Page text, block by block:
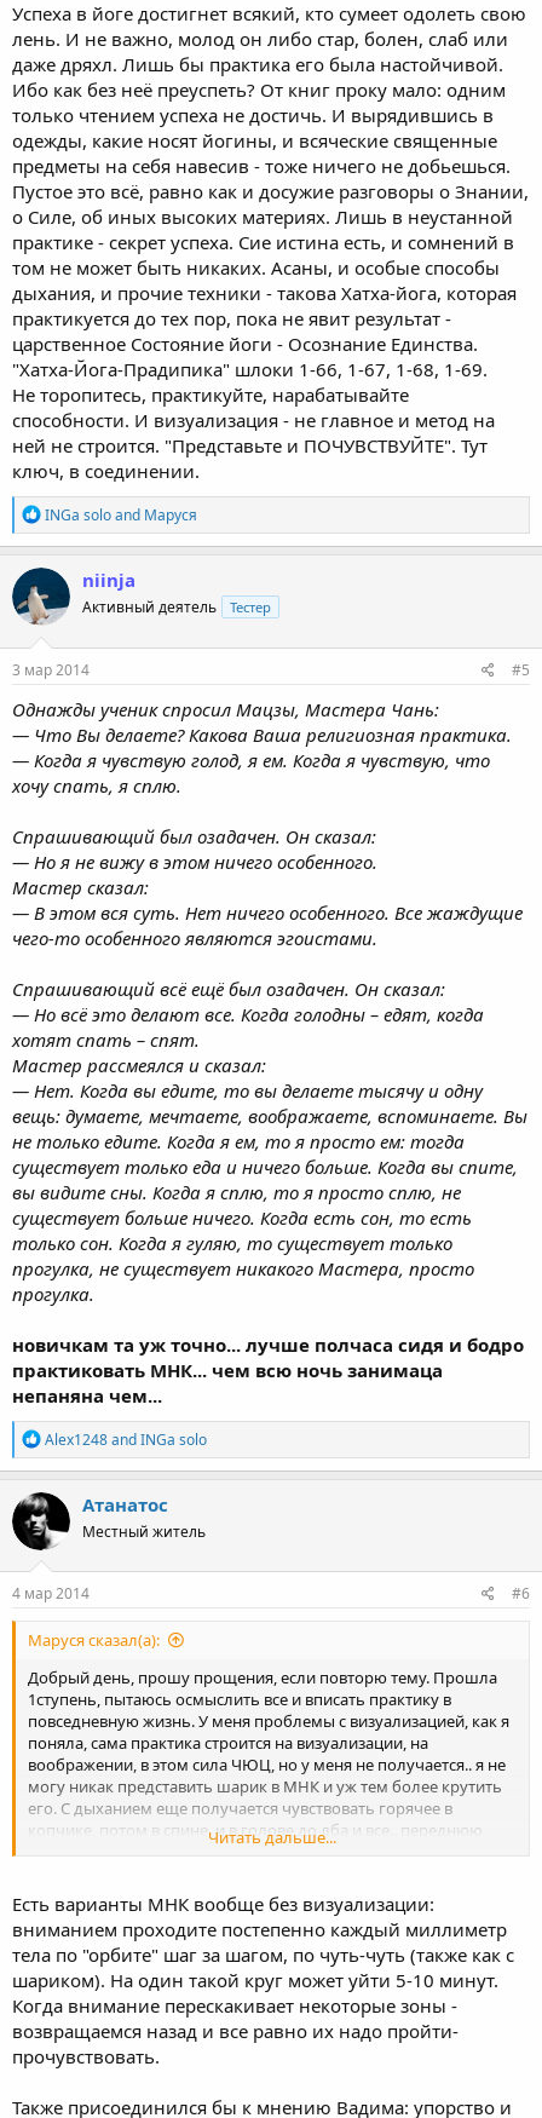
Успеха в йоге достигнет всякий, кто сумеет одолеть свою
лень. И не важно, молод он либо стар, болен, слаб или
даже дряхл. Лишь бы практика его была настойчивой.
Ибо как без неё преуспеть? От книг проку мало: одним
только чтением успеха не достичь. И вырядившись в
одежды, какие носят йогины, и всяческие священные
предметы на себя навесив - тоже ничего не добьешься.
Пустое это всё, равно как и досужие разговоры о Знании,
о Силе, об иных высоких материях. Лишь в неустанной
практике - секрет успеха. Сие истина есть, и сомнений в
том не может быть никаких. Асаны, и особые способы
дыхания, и прочие техники - такова Хатха-йога, которая
практикуется до тех пор, пока не явит результат -
царственное Состояние йоги - Осознание Единства.
"Хатха-Йога-Прадипика" шлоки 1-66, 1-67, 1-68, 1-69.
Не торопитесь, практикуйте, нарабатывайте
способности. И визуализация - не главное и метод на
ней не строится. "Представьте и ПОЧУВСТВУЙТЕ". Тут
ключ, в соединении.
R
e
a
c
t
i
o
n
s
INGa soloand Маруся
niinja
Активный деятель Тестер
3 мар 2014 #5
Однажды ученик спросил Мацзы, Мастера Чань:
— Что Вы делаете? Какова Ваша религиозная практика.
— Когда я чувствую голод, я ем. Когда я чувствую, что
хочу спать, я сплю.
Спрашивающий был озадачен. Он сказал:
— Но я не вижу в этом ничего особенного.
Мастер сказал:
— В этом вся суть. Нет ничего особенного. Все жаждущие
чего-то особенного являются эгоистами.
Спрашивающий всё ещё был озадачен. Он сказал:
— Но всё это делают все. Когда голодны – едят, когда
хотят спать – спят.
Мастер рассмеялся и сказал:
— Нет. Когда вы едите, то вы делаете тысячу и одну
вещь: думаете, мечтаете, воображаете, вспоминаете. Вы
не только едите. Когда я ем, то я просто ем: тогда
существует только еда и ничего больше. Когда вы спите,
вы видите сны. Когда я сплю, то я просто сплю, не
существует больше ничего. Когда есть сон, то есть
только сон. Когда я гуляю, то существует только
прогулка, не существует никакого Мастера, просто
прогулка.
новичкам та уж точно... лучше полчаса сидя и бодро
практиковать МНК... чем всю ночь занимаца
непаняна чем...
R
e
a
c
t
i
o
n
s
Alex1248andINGa solo
Атанатос
Местный житель
4 мар 2014 #6
Маруся сказал(а):
Добрый день, прошу прощения, если повторю тему. Прошла
1ступень, пытаюсь осмыслить все и вписать практику в
повседневную жизнь. У меня проблемы с визуализацией, как я
поняла, сама практика строится на визуализации, на
воображении, в этом сила ЧЮЦ, но у меня не получается.. я не
могу никак представить шарик в МНК и уж тем более крутить
его. С дыханием еще получается чувствовать горячее в
копчике, потом в спине, и в голове до лба и все.. переднюю
часть своего тела не чувствую и шарик красный не вижу,
говорил, что МНК можно практиковать даже ночью, когда
ложишься спать, представлять себе и шарик сам будет
крутиться пока сплю, а я не чувствую, ни шарика, ни ленточки,
ни потоков.. толстокожая, переживаю очень. Поделитесь
опытом. Спасибо
Читать дальше...
Есть варианты МНК вообще без визуализации:
вниманием проходите постепенно каждый миллиметр
тела по "орбите" шаг за шагом, по чуть-чуть (также как с
шариком). На один такой круг может уйти 5-10 минут.
Когда внимание перескакивает некоторые зоны -
возвращаемся назад и все равно их надо пройти-
прочувствовать.
Также присоединился бы к мнению Вадима: упорство и